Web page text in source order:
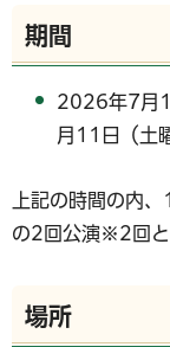
期間
2026年7月
月11日（土
上記の時間の内
の2回公演※2回と
場所